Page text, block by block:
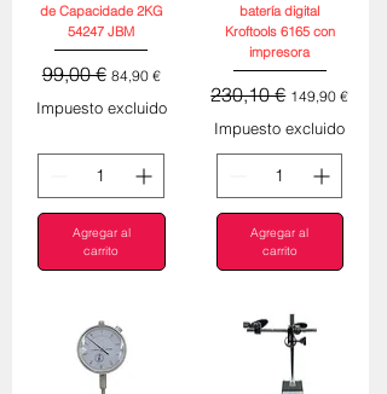
de Capacidade 2KG
54247 JBM
Precio
99,00 € Precio de oferta
84,90 €
Impuesto excluido
Agregar al
carrito
batería digital
Kroftools 6165 con
impresora
Precio
230,10 € Precio de oferta
149,90 €
Impuesto excluido
Agregar al
carrito